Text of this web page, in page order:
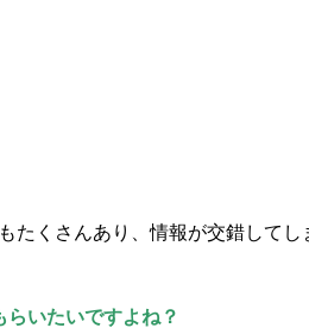
たくさんあり、情報が交錯してし
いたいですよね？